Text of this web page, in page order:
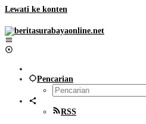
Lewati ke konten
Pencarian
RSS